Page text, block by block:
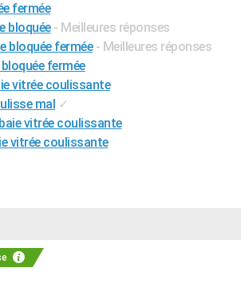
fermée
bloquée - Meilleures réponses
bloquée fermée - Meilleures réponses
fermée
vitrée coulissante
mal ✓
vitrée coulissante
vitrée coulissante